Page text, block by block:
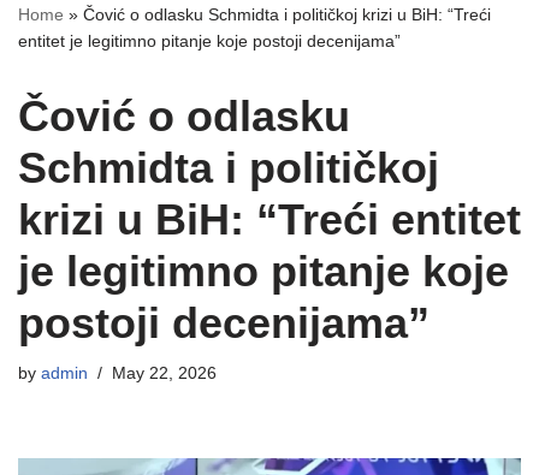
Home » Čović o odlasku Schmidta i političkoj krizi u BiH: “Treći
entitet je legitimno pitanje koje postoji decenijama”
Čović o odlasku
Schmidta i političkoj
krizi u BiH: “Treći entitet
je legitimno pitanje koje
postoji decenijama”
by admin May 22, 2026